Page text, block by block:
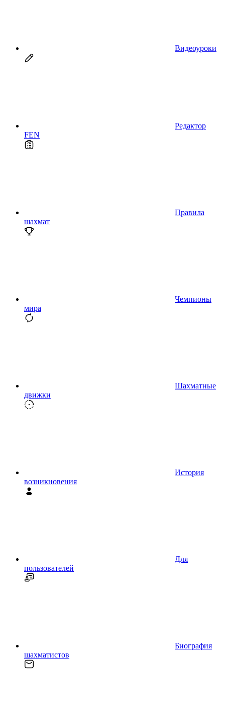
Видеоуроки
Редактор
FEN
Правила
шахмат
Чемпионы
мира
Шахматные
движки
История
возникновения
Для
пользователей
Биография
шахматистов